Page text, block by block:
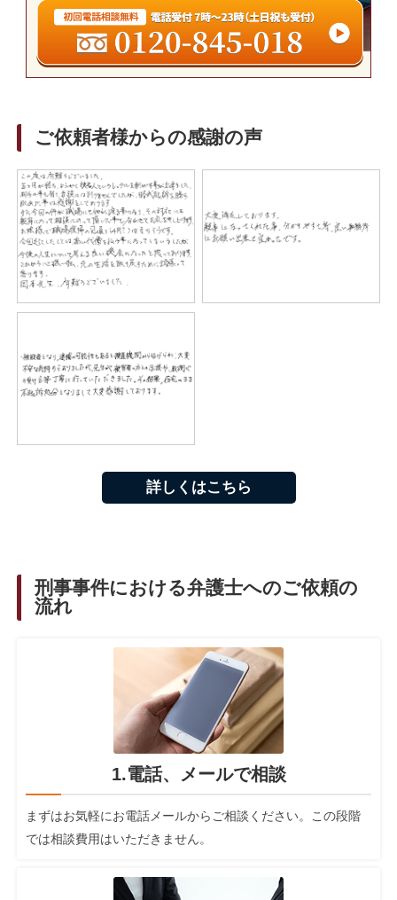
ご依頼者様からの感謝の声
詳しくはこちら
刑事事件における弁護士へのご依頼の
流れ
1.電話、メールで相談
まずはお気軽にお電話メールからご相談ください。この段階
では相談費用はいただきません。